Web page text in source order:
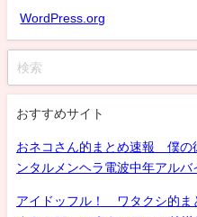
WordPress.org
おすすめサイト
おネコさん的まとめ速報 僕の
ンタルメンヘラ電波中年アル
アイドッフル！ ワタクシ的